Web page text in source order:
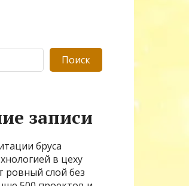
Поиск
записи
бруса
в цеху
ровный слой без